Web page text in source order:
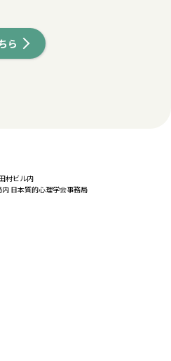
ら
村ビル内
日本質的心理学会事務局